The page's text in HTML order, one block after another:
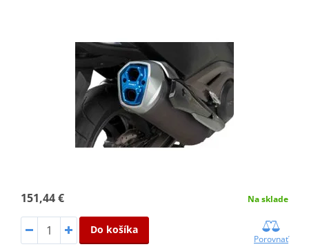
151,44 € Na sklade
Do košíka
Porovnať